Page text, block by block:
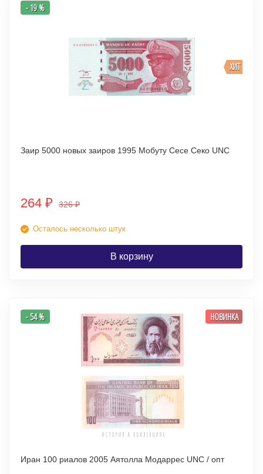
ХИТ
- 19 %
Заир 5000 новых заиров 1995 Мобуту Сесе Секо UNC
264 ₽ 326₽
Осталось несколько штук
В корзину
- 54 % НОВИНКА
Иран 100 риалов 2005 Аятолла Модаррес UNC / опт